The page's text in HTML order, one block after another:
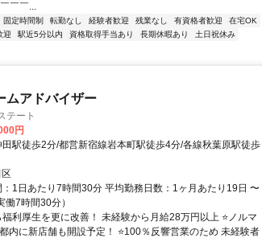
￣￣...
固定時間制 転勤なし 経験者歓迎 残業なし 有資格者歓迎
在宅OK
迎 駅近5分以内 資格取得手当あり 長期休暇あり
土日祝休み
ムアドバイザー
テート
円
駅徒歩2分/都営新宿線岩本町駅徒歩4分/各線秋葉原駅徒歩
1日あたり7時間30分 平均勤務日数：1ヶ月あたり19日 〜
7時間30分）
利厚生を更に改善！ 未経験から月給28万円以上 ⭐ノルマ
内に新店舗も開設予定！ ⭐100％反響営業のため 未経験者